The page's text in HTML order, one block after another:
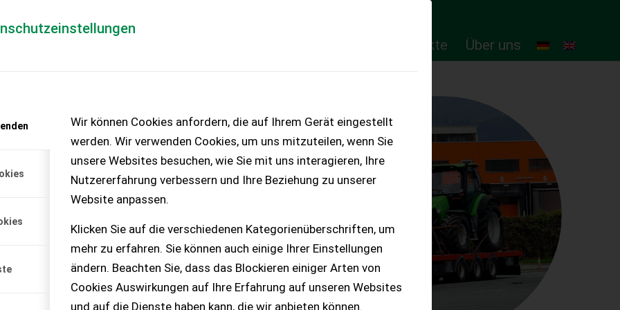
Wir können Cookies anfordern, die auf Ihrem Gerät eingestellt
werden. Wir verwenden Cookies, um uns mitzuteilen, wenn Sie
unsere Websites besuchen, wie Sie mit uns interagieren, Ihre
Nutzererfahrung verbessern und Ihre Beziehung zu unserer
Website anpassen.
Klicken Sie auf die verschiedenen Kategorienüberschriften, um
mehr zu erfahren. Sie können auch einige Ihrer Einstellungen
ändern. Beachten Sie, dass das Blockieren einiger Arten von
Cookies Auswirkungen auf Ihre Erfahrung auf unseren Websites
und auf die Dienste haben kann, die wir anbieten können.
Online-Produkte Über uns
– KEINE
Eberhardt Pflug
inkl. Versand nach